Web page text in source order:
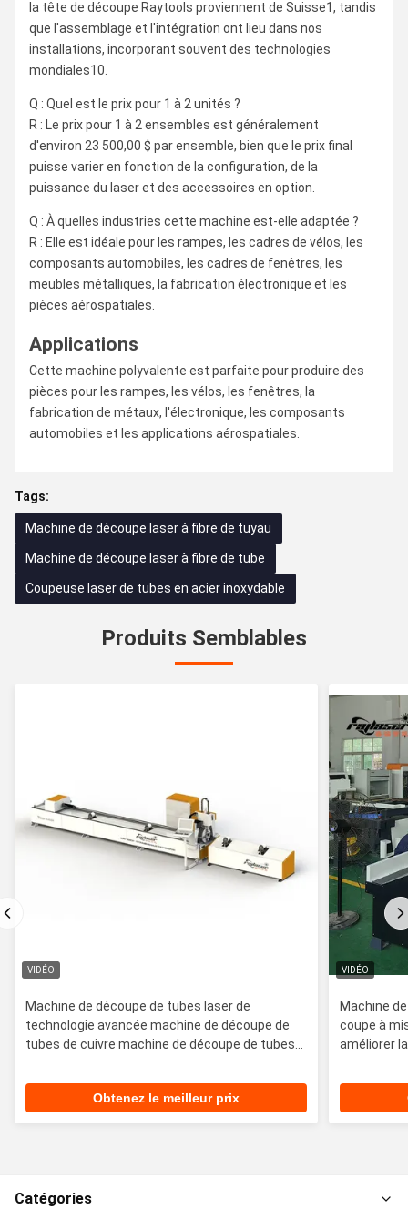
la tête de découpe Raytools proviennent de Suisse1, tandis
que l'assemblage et l'intégration ont lieu dans nos
installations, incorporant souvent des technologies
mondiales10.
Q : Quel est le prix pour 1 à 2 unités ?
R : Le prix pour 1 à 2 ensembles est généralement
d'environ 23 500,00 $ par ensemble, bien que le prix final
puisse varier en fonction de la configuration, de la
puissance du laser et des accessoires en option.
Q : À quelles industries cette machine est-elle adaptée ?
R : Elle est idéale pour les rampes, les cadres de vélos, les
composants automobiles, les cadres de fenêtres, les
meubles métalliques, la fabrication électronique et les
pièces aérospatiales.
Applications
Cette machine polyvalente est parfaite pour produire des
pièces pour les rampes, les vélos, les fenêtres, la
fabrication de métaux, l'électronique, les composants
automobiles et les applications aérospatiales.
Tags:
Machine de découpe laser à fibre de tuyau
Machine de découpe laser à fibre de tube
Coupeuse laser de tubes en acier inoxydable
Produits Semblables
VIDÉO
Machine de découpe de tubes laser de
technologie avancée machine de découpe de
tubes de cuivre machine de découpe de tubes
Obtenez le meilleur prix
VIDÉO
Machine
coupe à
améliorer
Catégories